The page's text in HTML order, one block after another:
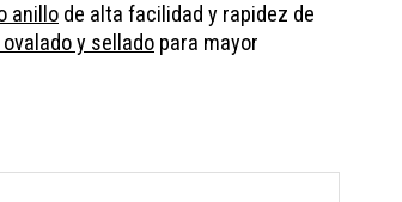
anillo de alta facilidad y rapidez de
y sellado para mayor